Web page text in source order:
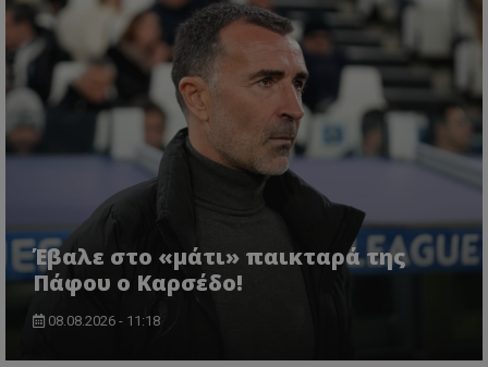
Έβαλε στο «μάτι» παικταρά της
Πάφου ο Καρσέδο!
08.08.2026 - 11:18